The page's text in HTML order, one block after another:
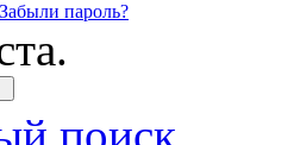
Забыли пароль?